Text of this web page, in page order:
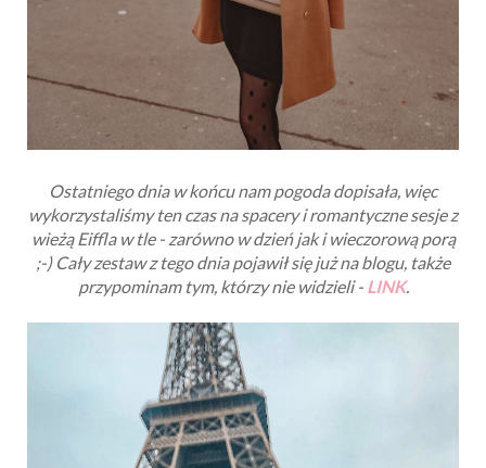
Ostatniego dnia w końcu nam pogoda dopisała, więc
wykorzystaliśmy ten czas na spacery i romantyczne sesje z
wieżą Eiffla w tle - zarówno w dzień jak i wieczorową porą
;-) Cały zestaw z tego dnia pojawił się już na blogu, także
przypominam tym, którzy nie widzieli - LINK.